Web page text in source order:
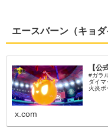
エースバーン（キョダ
【
#ガラ
ダイ
火炎ボ
x.com